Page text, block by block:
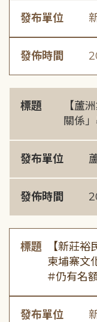
發布單位
發佈時間
標題
【蘆
關係
發布單位
發佈時間
標題
【新莊
柬埔寨文
#仍有名
發布單位